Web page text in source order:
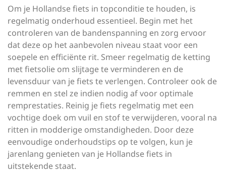
Om je Hollandse fiets in topconditie te houden, is
regelmatig onderhoud essentieel. Begin met het
controleren van de bandenspanning en zorg ervoor
dat deze op het aanbevolen niveau staat voor een
soepele en efficiënte rit. Smeer regelmatig de ketting
met fietsolie om slijtage te verminderen en de
levensduur van je fiets te verlengen. Controleer ook de
remmen en stel ze indien nodig af voor optimale
remprestaties. Reinig je fiets regelmatig met een
vochtige doek om vuil en stof te verwijderen, vooral na
ritten in modderige omstandigheden. Door deze
eenvoudige onderhoudstips op te volgen, kun je
jarenlang genieten van je Hollandse fiets in
uitstekende staat.